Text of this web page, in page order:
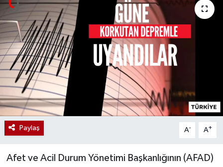
Paylaş A- A+
Afet ve Acil Durum Yönetimi Başkanlığının (AFAD)